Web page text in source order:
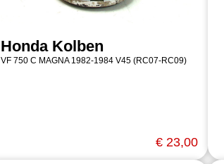
Honda Kolben
VF 750 C MAGNA 1982-1984 V45 (RC07-RC09)
€ 23,00